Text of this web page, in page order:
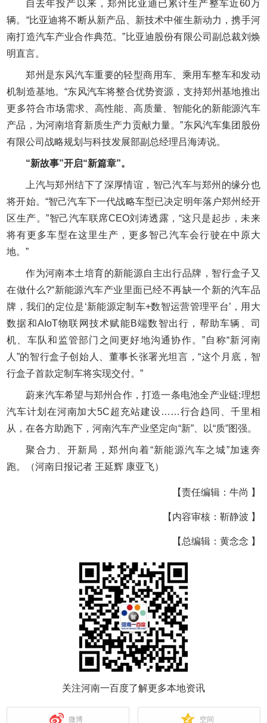
自去年投产以来，郑州比亚迪已累计生产整车近60万
辆。“比亚迪将不断从新产品、新技术中催生新动力，携手河
南打造汽车产业合作典范。”比亚迪股份有限公司副总裁刘焕
明直言。
郑州是东风汽车重要的轻型商用车、乘用车整车和发动
机制造基地。“东风汽车将整合优势资源，支持郑州基地推出
更多符合市场需求、高性能、高质量、智能化的新能源汽车
产品，为河南培育新质生产力贡献力量。”东风汽车集团股份
有限公司战略规划与科技发展部副总经理吕海涛说。
“新故事”开启“新篇章”。
上汽与郑州结下了深厚情谊，智己汽车与郑州的缘分也
将开始。“智己汽车下一代战略车型已决定明年落户郑州经开
区生产。”智己汽车联席CEO刘涛透露，“这只是起步，未来
将有更多车型在这里生产，更多智己汽车会行驶在中原大
地。”
作为河南本土培育的新能源自主出行品牌，智行盒子又
在做什么?“新能源汽车产业里面已经不再缺一个新的汽车品
牌，我们的定位是‘新能源定制车+数智运营管理平台’，用大
数据和AIoT物联网技术赋能B端数智出行，帮助车辆、司
机、车队和监管部门之间更好地沟通协作。”自称“新河南
人”的智行盒子创始人、董事长张署光坦言，“这个月底，智
行盒子首款定制车将实现交付。”
蔚来汽车希望与郑州合作，打造一条电池全产业链;理想
汽车计划在河南加大5C超充站建设……行合趋同、千里相
从，在各方助跑下，河南汽车产业坚定向“新”、以“质”图强。
聚合力、开新局，郑州向着“新能源汽车之城”加速奔
跑。（河南日报记者 王延辉 康亚飞）
【责任编辑：牛尚 】
【内容审核：靳静波 】
【总编辑：黄念念 】
关注河南一百度了解更多本地资讯
微博 空间